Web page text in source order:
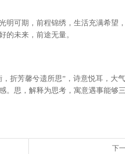
明可期，前程锦绣，生活充满希望
的未来，前途无量。
折芳馨兮遗所思”，诗意悦耳，大
思，解释为思考，寓意遇事能够
下